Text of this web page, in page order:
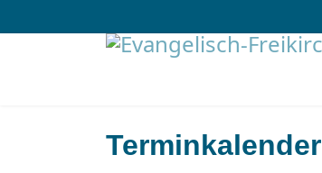
Terminkalender